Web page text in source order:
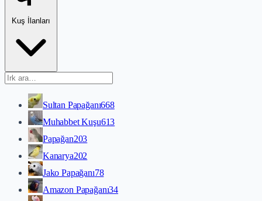
Kuş İlanları
Sultan Papağanı668
Muhabbet Kuşu613
Papağan203
Kanarya202
Jako Papağanı78
Amazon Papağanı34